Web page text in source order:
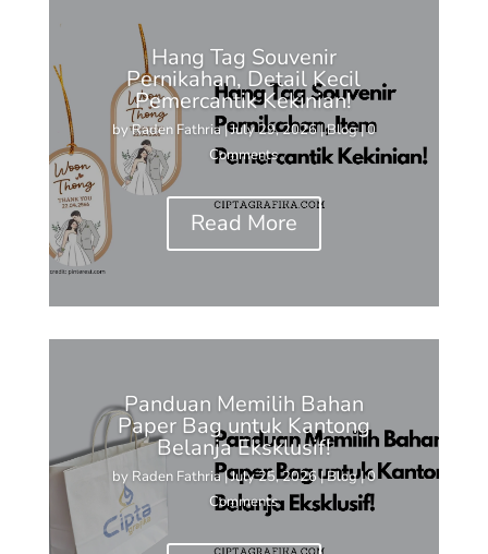
Hang Tag Souvenir
Pernikahan, Detail Kecil
Pemercantik Kekinian!
byRaden Fathria|July 29, 2026|Blog| 0
Comments
Read More
Panduan Memilih Bahan
Paper Bag untuk Kantong
Belanja Eksklusif!
by Raden Fathria|July 25, 2026|Blog| 0
Comments